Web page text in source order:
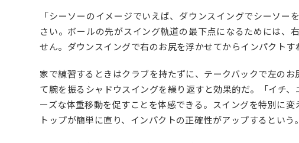
「シーソーのイメージでいえば、ダウンスイングでシーソ
さい。ボールの先がスイング軌道の最下点になるためには、
せん。ダウンスイングで右のお尻を浮かせてからインパクトす
家で練習するときはクラブを持たずに、テークバックで左の
て腕を振るシャドウスイングを繰り返すと効果的だ。「イチ
ーズな体重移動を促すことを体感できる。 スイングを特別に変
トップが簡単に直り、インパクトの正確性がアップする という。